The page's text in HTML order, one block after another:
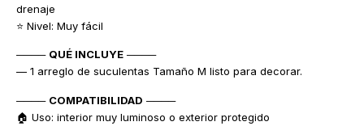
drenaje
⭐ Nivel: Muy fácil
──── QUÉ INCLUYE────
— 1 arreglo de suculentas Tamaño M listo para decorar.
──── COMPATIBILIDAD ────
🏠 Uso: interior muy luminoso o exterior protegido